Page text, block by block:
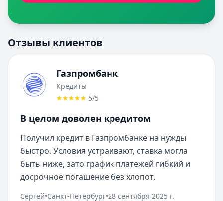
Отзывы клиентов
Газпромбанк
Кредиты
5/5
В целом доволен кредитом
Получил кредит в Газпромбанке на нужды
быстро. Условия устраивают, ставка могла
быть ниже, зато график платежей гибкий и
досрочное погашение без хлопот.
Сергей•Санкт-Петербург•28 сентября 2025 г.